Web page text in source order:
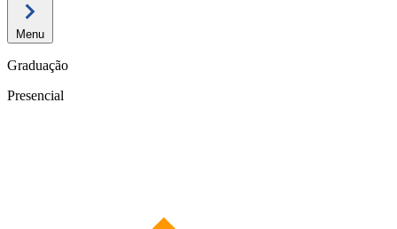
Menu
Graduação
Presencial